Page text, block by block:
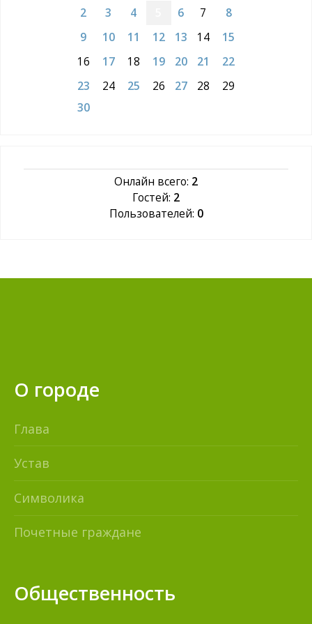
2
3 4 6 7
8
9
10 11 12 13 14
15
16
17 18 19 20 21
22
23
24 25 26 27 28
29
30
Онлайн всего: 2
Гостей: 2
Пользователей: 0
О городе
Глава
Устав
Символика
Почетные граждане
Общественность